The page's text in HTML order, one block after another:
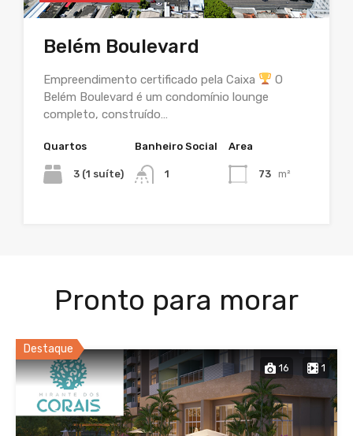
Belém Boulevard
Empreendimento certificado pela Caixa
O
Belém Boulevard é um condomínio lounge
completo, construído…
Quartos
3 (1 suíte)
Banheiro Social
1
Area
73 m²
Pronto para morar
Destaque
16 1